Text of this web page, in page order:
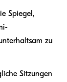
Spiegel,
zu
Sitzungen